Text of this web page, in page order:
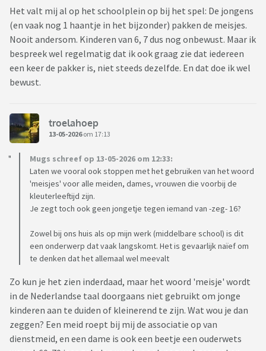
Het valt mij al op het schoolplein op bij het spel: De jongens
(en vaak nog 1 haantje in het bijzonder) pakken de meisjes.
Nooit andersom. Kinderen van 6, 7 dus nog onbewust. Maar ik
bespreek wel regelmatig dat ik ook graag zie dat iedereen
een keer de pakker is, niet steeds dezelfde. En dat doe ik wel
bewust.
troelahoep
13-05-2026om 17:13
Mugs schreef op 13-05-2026 om 12:33:
Laten we vooral ook stoppen met het gebruiken van het woord
'meisjes' voor alle meiden, dames, vrouwen die voorbij de
kleuterleeftijd zijn.
Je zegt toch ook geen jongetje tegen iemand van -zeg- 16?
Zowel bij ons huis als op mijn werk (middelbare school) is dit
een onderwerp dat vaak langskomt. Het is gevaarlijk naïef om
te denken dat het allemaal wel meevalt
Zo kun je het zien inderdaad, maar het woord 'meisje' wordt
in de Nederlandse taal doorgaans niet gebruikt om jonge
kinderen aan te duiden of kleinerend te zijn. Wat wou je dan
zeggen? Een meid roept bij mij de associatie op van
dienstmeid, en een dame is ook een beetje een ouderwets